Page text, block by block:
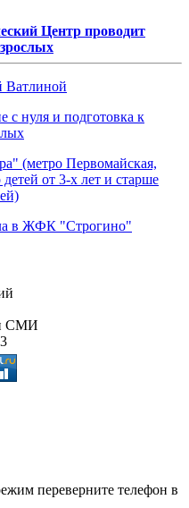
Центр проводит
Ватлиной
нуля и подготовка к
(метро Первомайская,
от 3-х лет и старше
в ЖФК "Строгино"
СМИ
переверните телефон в